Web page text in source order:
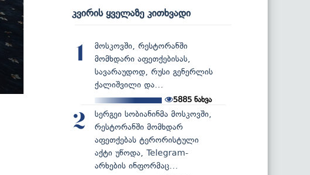
კვირის ყველაზე კითხვადი
1
მოსკოვში, რესტორანში
მომხდარი აფეთქებისას,
სავარაუდოდ, რუსი გენერლის
ქალიშვილი და...
5885 ნახვა
2
სერგეი სობიანინმა მოსკოვში,
რესტორანში მომხდარ
აფეთქებას ტერორისტული
აქტი უწოდა, Telegram-
არხების ინფორმაც...